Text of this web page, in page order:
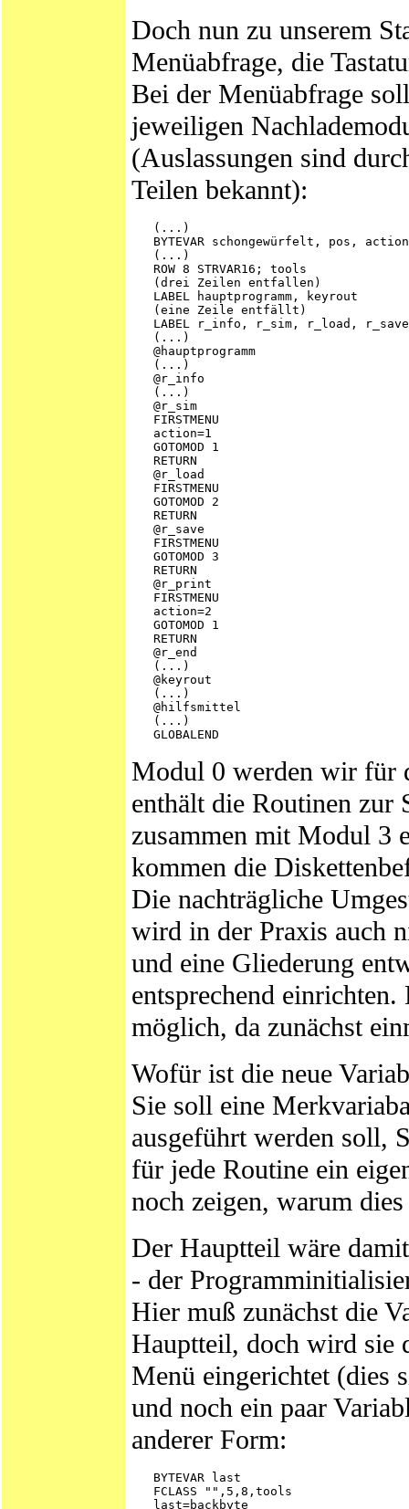
Doch nun zu unserem
Menüabfrage, die
Bei der Menüabfrage
jeweiligen
(Auslassungen sind
Teilen bekannt):
   (...)
   BYTEVAR schongewürfelt, pos, action
   (...)
   ROW 8 STRVAR16; tools
   (drei Zeilen entfallen)
   LABEL hauptprogramm, keyrout
   (eine Zeile entfällt)
LABEL r_info, r_sim, r_load,
   (...)
   @hauptprogramm
   (...)
   @r_info
   (...)
   @r_sim
   FIRSTMENU
   action=1
   GOTOMOD 1
   RETURN
   @r_load
   FIRSTMENU
   GOTOMOD 2
   RETURN
   @r_save
   FIRSTMENU
   GOTOMOD 3
   RETURN
   @r_print
   FIRSTMENU
   action=2
   GOTOMOD 1
   RETURN
   @r_end
   (...)
   @keyrout
   (...)
   @hilfsmittel
   (...)
Modul 0 werden wir für
enthält die Routinen
zusammen mit Modul 3
kommen die
Die nachträgliche
wird in der Praxis auch
und eine Gliederung
entsprechend
möglich, da zunächst
Wofür ist die neue
Sie soll eine
ausgeführt werden soll,
für jede Routine ein
noch zeigen, warum
Der Hauptteil wäre
- der
Hier muß zunächst die
Hauptteil, doch wird sie
Menü eingerichtet (dies
und noch ein paar
anderer Form:
   BYTEVAR last
   FCLASS "",5,8,tools
   last=backbyte